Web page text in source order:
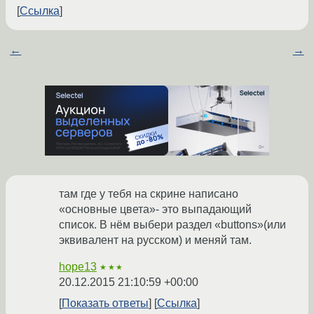
Ссылка
← →
там где у тебя на скрине написано
«основные цвета»- это выпадающий
список. В нём выбери раздел «buttons»(или
эквивалент на русском) и меняй там.
hope13 ★★★
20.12.2015 21:10:59 +00:00
Показать ответы
Ссылка